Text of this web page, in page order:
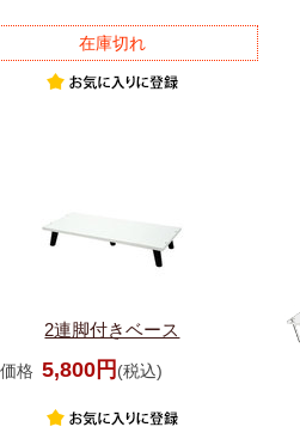
在庫切れ
2連脚付きベース
格 5,800円 (税込)